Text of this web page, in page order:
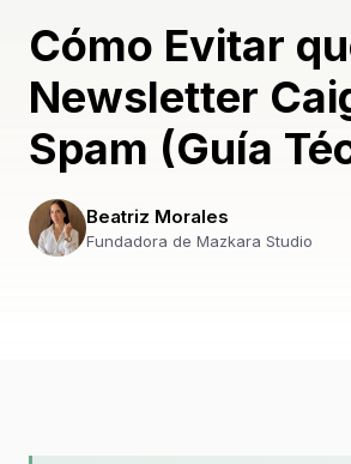
Cómo Evitar
Newsletter
Spam (Guía
Beatriz Morales
Fundadora de Mazkara Studio